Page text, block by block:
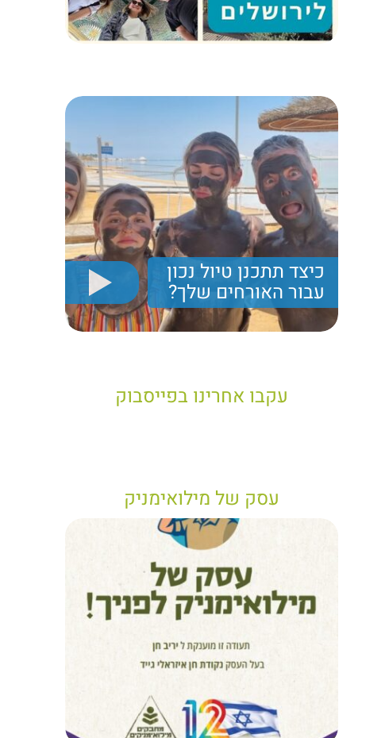
כיצד תתכנן טיול נכון
עבור האורחים שלך?
יריב חן, מציג את הקווים המנחים לבניית טיול נכון עבור
תיירים בישראל
עקבו אחרינו בפייסבוק
עסק של מילואימניק